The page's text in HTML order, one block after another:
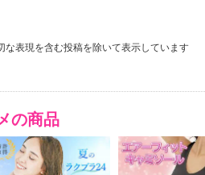
ないのでストレスフリーです！
表現を含む投稿を除いて表示しています
の商品